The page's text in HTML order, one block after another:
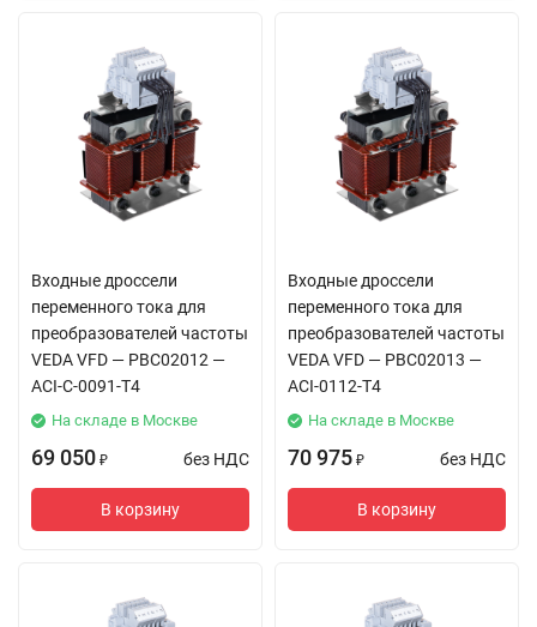
Входные дроссели
переменного тока для
преобразователей частоты
VEDA VFD — PBC02012 —
ACI-C-0091-T4
На складе в Москве
69 050 ₽ без НДС
В корзину
Входные дроссели
переменного тока для
преобразователей частоты
VEDA VFD — PBC02013 —
ACI-0112-T4
На складе в Москве
70 975 ₽ без НДС
В корзину